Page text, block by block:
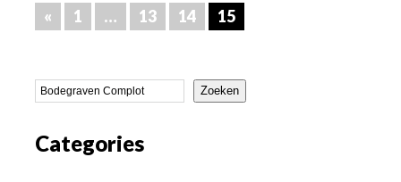
« 1 … 13 14 15
Zoeken
Categories